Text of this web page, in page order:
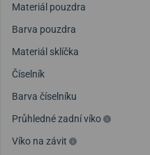
Materiál pouzdra
Barva pouzdra
Materiál sklíčka
Číselník
Barva číselníku
Průhledné zadní víko
Víko na závit